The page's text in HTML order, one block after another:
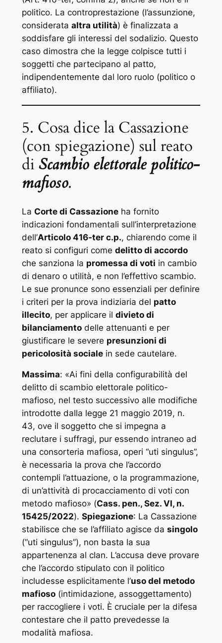
politico. La controprestazione (l’assunzione,
considerata altra utilità) è finalizzata a
soddisfare gli interessi del sodalizio. Questo
caso dimostra che la legge colpisce tutti i
soggetti che partecipano al patto,
indipendentemente dal loro ruolo (politico o
affiliato).
5. Cosa dice la Cassazione
(con spiegazione) sul reato
di Scambio elettorale politico-
mafioso.
La Corte di Cassazioneha fornito
indicazioni fondamentali sull’interpretazione
dell’Articolo 416-ter c.p., chiarendo come il
reato si configuri come delitto di accordo
che sanziona la promessa di voti in cambio
di denaro o utilità, e non l’effettivo scambio.
Le sue pronunce sono essenziali per definire
i criteri per la prova indiziaria del patto
illecito, per applicare il divieto di
bilanciamentodelle attenuanti e per
giustificare le severe presunzioni di
pericolosità socialein sede cautelare.
Massima: «Ai fini della configurabilità del
delitto di scambio elettorale politico-
mafioso, nel testo successivo alle modifiche
introdotte dalla legge 21 maggio 2019, n.
43, ove il soggetto che si impegna a
reclutare i suffragi, pur essendo intraneo ad
una consorteria mafiosa, operi “uti singulus”,
è necessaria la prova che l’accordo
contempli l’attuazione, o la programmazione,
di un’attività di procacciamento di voti con
metodo mafioso» (Cass. pen., Sez. VI, n.
15425/2022). Spiegazione: La Cassazione
stabilisce che se l’affiliato agisce da singolo
(“uti singulus”), non basta la sua
appartenenza al clan. L’accusa deve provare
che l’accordo stipulato con il politico
includesse esplicitamente l’uso del metodo
mafioso(intimidazione, assoggettamento)
per raccogliere i voti. È cruciale per la difesa
contestare che il patto prevedesse la
modalità mafiosa.